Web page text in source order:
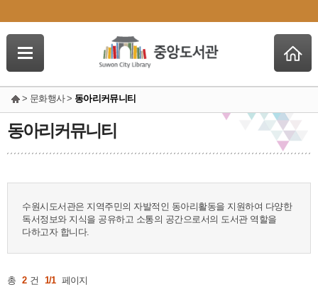
> 문화행사 > 동아리커뮤니티
동아리커뮤니티
수원시도서관은 지역주민의 자발적인 동아리활동을 지원하여 다양한
독서정보와 지식을 공유하고 소통의 공간으로서의 도서관 역할을
다하고자 합니다.
총 2 건 1/1 페이지